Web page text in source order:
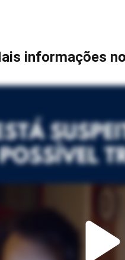
informações